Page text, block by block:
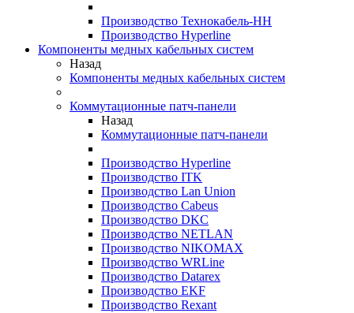
Производство Технокабель-НН
Производство Hyperline
Компоненты медных кабельных систем
Назад
Компоненты медных кабельных систем
Коммутационные патч-панели
Назад
Коммутационные патч-панели
Производство Hyperline
Производство ITK
Производство Lan Union
Производство Cabeus
Производство DKC
Производство NETLAN
Производство NIKOMAX
Производство WRLine
Производство Datarex
Производство EKF
Производство Rexant